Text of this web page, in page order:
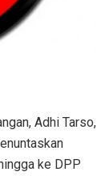
Adhi Tarso,
ke DPP